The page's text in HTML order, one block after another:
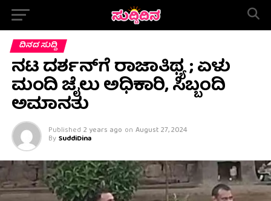
ದಿನದ ಸುದ್ದಿ
ನಟ ದರ್ಶನ್‌ಗೆ ರಾಜಾತಿಥ್ಯ ; ಏಳು
ಮಂದಿ ಜೈಲು ಅಧಿಕಾರಿ, ಸಿಬ್ಬಂದಿ
ಅಮಾನತು
Published 2 years ago on August 27, 2024
By SuddiDina